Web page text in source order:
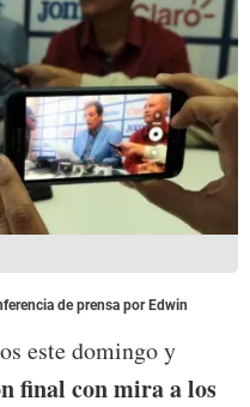
de prensa por Edwin
este domingo y
final con mira a los